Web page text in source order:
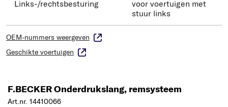
Links-/rechtsbesturing
voor voertuigen met
stuur links
OEM-nummers weergeven
Geschikte voertuigen
F.BECKER Onderdrukslang, remsysteem
Art.nr. 14410066